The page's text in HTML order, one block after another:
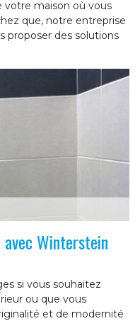
votre maison où vous
que, notre entreprise
proposer des solutions
Winterstein
si vous souhaitez
ou que vous
et de modernité